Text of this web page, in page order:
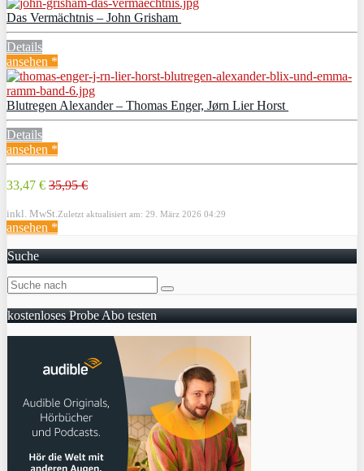
Das Vermächtnis – John Grisham
Details
ansehen *
Blutregen Alexander – Thomas Enger, Jørn Lier Horst
Details
ansehen *
33,47 € 35,95 €
inkl. MwSt. Zuletzt aktualisiert am: 29. März 2026 04:29
ansehen *
Suche
kostenloses Probe Abo testen